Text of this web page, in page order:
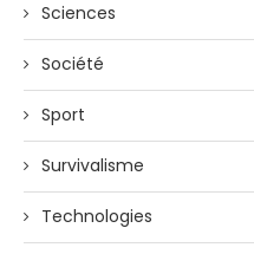
Sciences
Société
Sport
Survivalisme
Technologies